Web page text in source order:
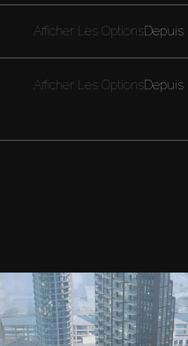
Afficher Les Options
Afficher Les Options
Depuis
Depuis